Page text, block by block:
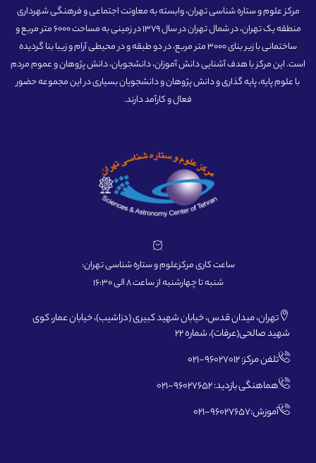
مرکز علوم و ستاره شناسی تهران، وابسته به معاونت اجتماعی و فرهنگی شهرداری
منطقه یک تهران، در شمال تهران در سال 1379 در زمینی به مساحت 6000 متر مربع و
ساختمانی با زیر بنای 3000 متر مربع، در دو طبقه و در محیطی آرام و زیبا بنا گردیده
است. این مرکز با هدف آشنایی دانش آموزان، دانشجویان، دانش پژوهان و عموم مردم
با علوم پایه، پایه گذاری و دانش پژوهان و دانشجویان بسیاری در این مجموعه حضور
فعال و کارآمد دارند.
ساعت کاری مرکزعلوم و ستاره شناسی تهران:
شنبه تا چهارشنبه از ساعت 8 الی 16:30
تهران، میدان قدس، خیابان شهید کبیری (دزاشیب)، خیابان عمار، کوی
شهید صالحی(عرفات)، شماره 22
تلفن مرکز: 96027012-021
هماهنگی بازدید: 96027652-021
آموزش:96027657-021